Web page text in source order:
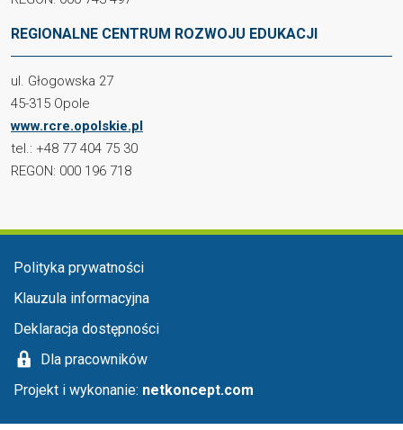
REGIONALNE CENTRUM ROZWOJU EDUKACJI
ul. Głogowska 27
45-315 Opole
www.rcre.opolskie.pl
tel.: +48 77 404 75 30
REGON: 000 196 718
Menu stopka
Polityka prywatności
Klauzula informacyjna
Deklaracja dostępności
Dla pracowników
Projekt i wykonanie: netkoncept.com